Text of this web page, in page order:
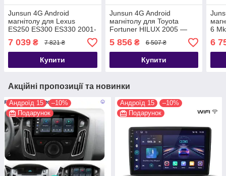
Junsun 4G Android
магнітолу для Lexus
ES250 ES300 ES330 2001-
2006
7 039 ₴ 7 821 ₴
Купити
Junsun 4G Android
магнітолу для Toyota
Fortuner HILUX 2005 —
2007 Fortuner AN50 AN60
2008-2014
5 856₴ 6 507 ₴
Купити
6
6
Акційні пропозиції та новинки
Андроїд 15
–10%
Подарунок
Андроїд 15
–10%
Подарунок